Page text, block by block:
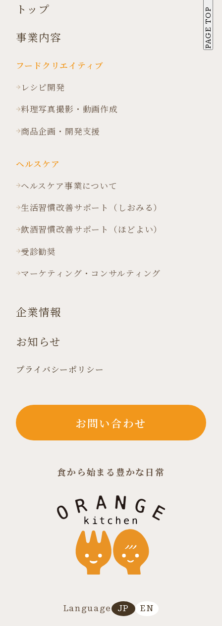
PAGE TOP
トップ
事業内容
フードクリエイティブ
レシピ開発
料理写真撮影・動画作成
商品企画・開発支援
ヘルスケア
ヘルスケア事業について
生活習慣改善サポート（しおみる）
飲酒習慣改善サポート（ほどよい）
受診勧奨
マーケティング・コンサルティング
企業情報
お知らせ
プライバシーポリシー
お問い合わせ
食から始まる豊かな日常
Language EN
JP